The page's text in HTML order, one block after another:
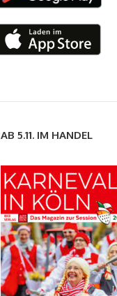
AB 5.11. IM HANDEL